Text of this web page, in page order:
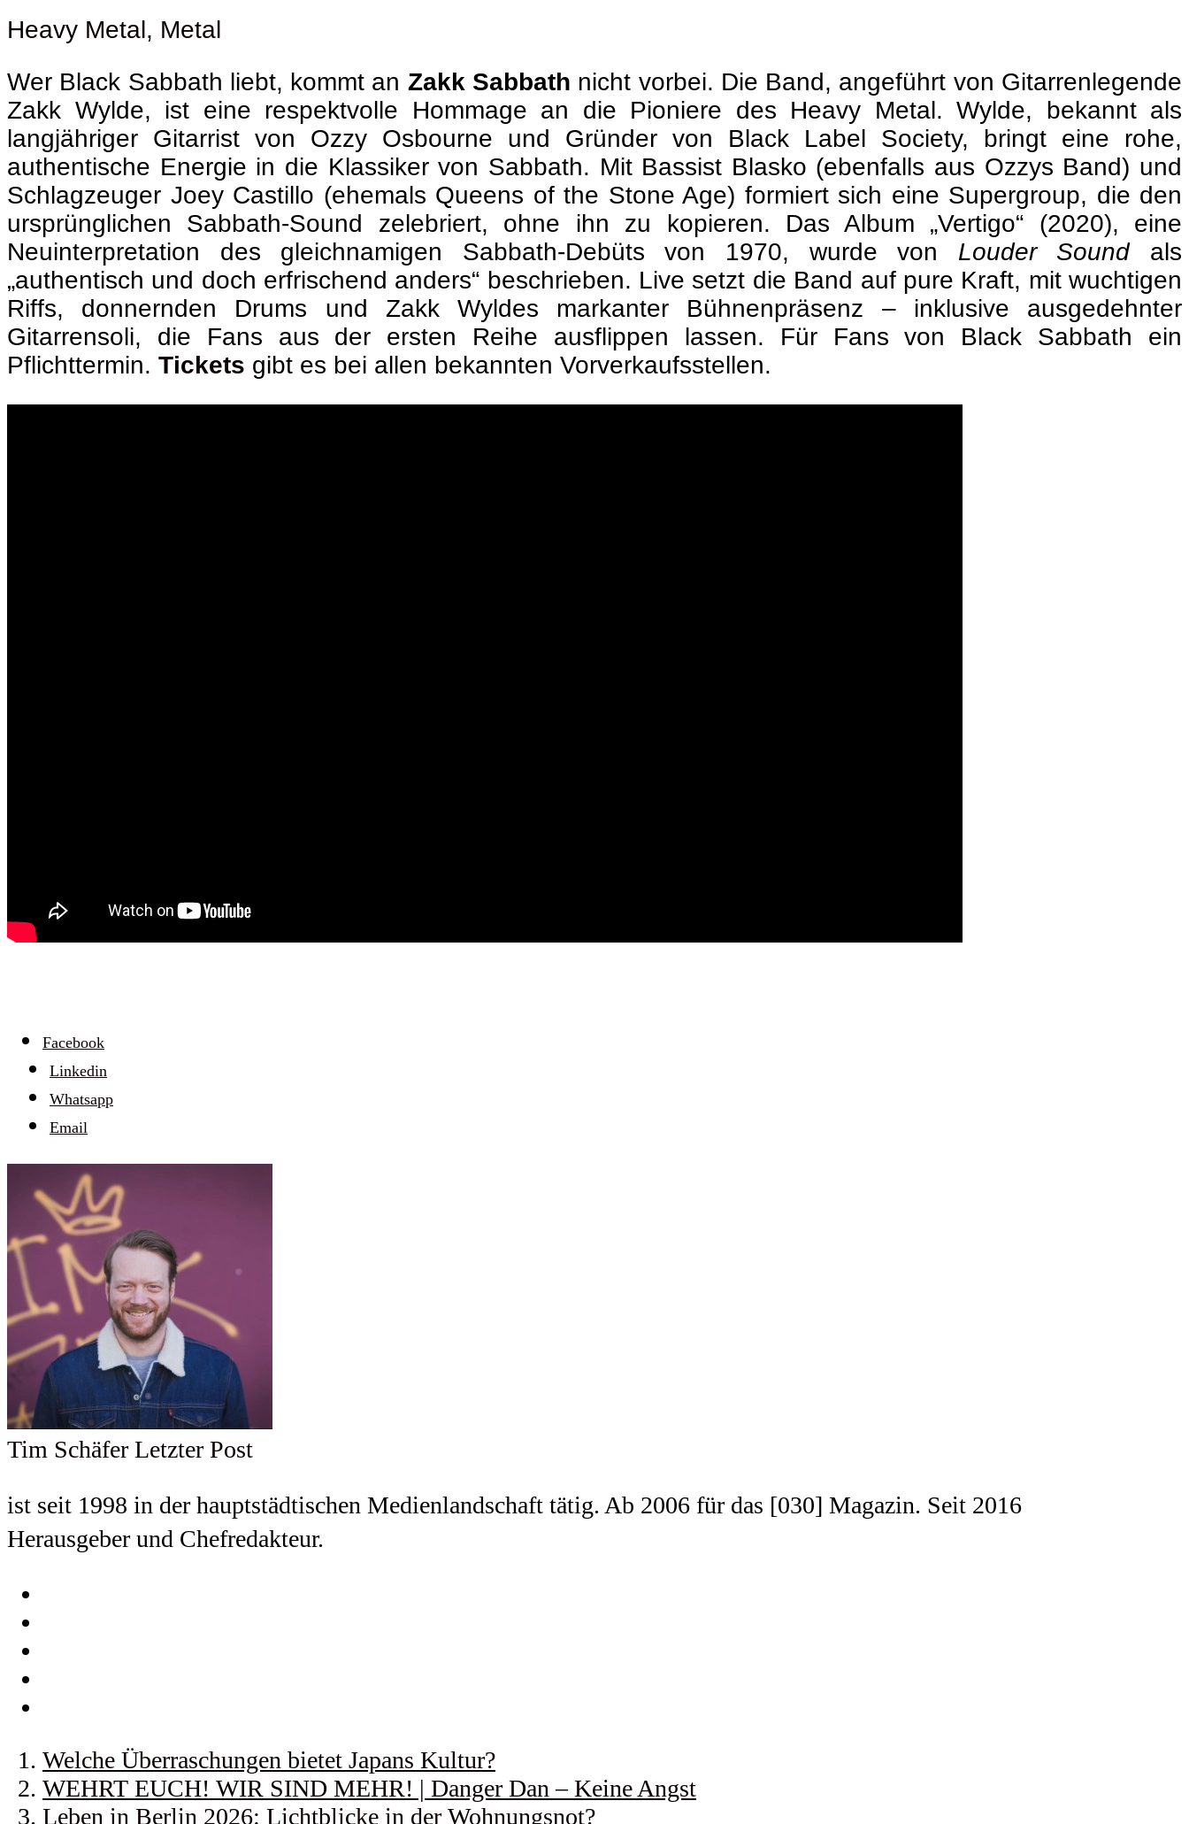
Heavy Metal, Metal
Wer Black Sabbath liebt, kommt an Zakk Sabbath nicht vorbei. Die Band, angeführt von Gitarrenlegende
Zakk Wylde, ist eine respektvolle Hommage an die Pioniere des Heavy Metal. Wylde, bekannt als
langjähriger Gitarrist von Ozzy Osbourne und Gründer von Black Label Society, bringt eine rohe,
authentische Energie in die Klassiker von Sabbath. Mit Bassist Blasko (ebenfalls aus Ozzys Band) und
Schlagzeuger Joey Castillo (ehemals Queens of the Stone Age) formiert sich eine Supergroup, die den
ursprünglichen Sabbath-Sound zelebriert, ohne ihn zu kopieren. Das Album „Vertigo“ (2020), eine
Neuinterpretation des gleichnamigen Sabbath-Debüts von 1970, wurde von Louder Soundals
„authentisch und doch erfrischend anders“ beschrieben. Live setzt die Band auf pure Kraft, mit wuchtigen
Riffs, donnernden Drums und Zakk Wyldes markanter Bühnenpräsenz – inklusive ausgedehnter
Gitarrensoli, die Fans aus der ersten Reihe ausflippen lassen. Für Fans von Black Sabbath ein
Pflichttermin. Tickets gibt es bei allen bekannten Vorverkaufsstellen.
Facebook
Linkedin
Whatsapp
Email
Tim Schäfer Letzter Post
ist seit 1998 in der hauptstädtischen Medienlandschaft tätig. Ab 2006 für das [030] Magazin. Seit 2016
Herausgeber und Chefredakteur.
Welche Überraschungen bietet Japans Kultur?
WEHRT EUCH! WIR SIND MEHR! | Danger Dan – Keine Angst
Leben in Berlin 2026: Lichtblicke in der Wohnungsnot?